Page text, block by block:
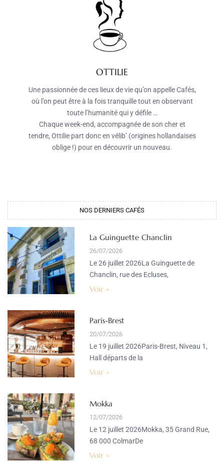
OTTILIE
Une passionnée de ces lieux de vie qu’on appelle Cafés,
où l’on peut être à la fois tranquille tout en observant
toute l’humanité qui y défile …
Chaque week-end, accompagnée de son cher et
tendre, Ottilie part donc en vélib’ (origines hollandaises
oblige !) pour en découvrir un nouveau.
NOS DERNIERS CAFÉS​
La Guinguette Chanclin
26/07/2026
Le 26 juillet 2026La Guinguette de
Chanclin, rue des Ecluses,
Voir »
Paris-Brest
20/07/2026
Le 19 juillet 2026Paris-Brest, Niveau 1,
Hall départs de la
Voir »
Mokka
12/07/2026
Le 12 juillet 2026Mokka, 35 Grand Rue,
68 000 ColmarDe
Voir »